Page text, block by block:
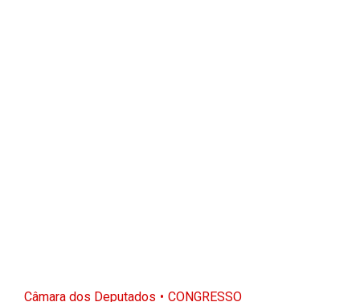
Câmara dos Deputados CONGRESSO